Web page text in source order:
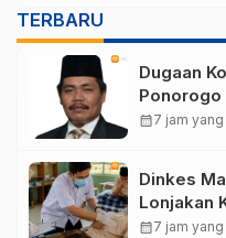
TERBARU
Dugaan
Ponorogo
Magetan
calendar_month7 jam yang
Dinkes
Lonjakan
Lakukan
calendar_month7 jam yang